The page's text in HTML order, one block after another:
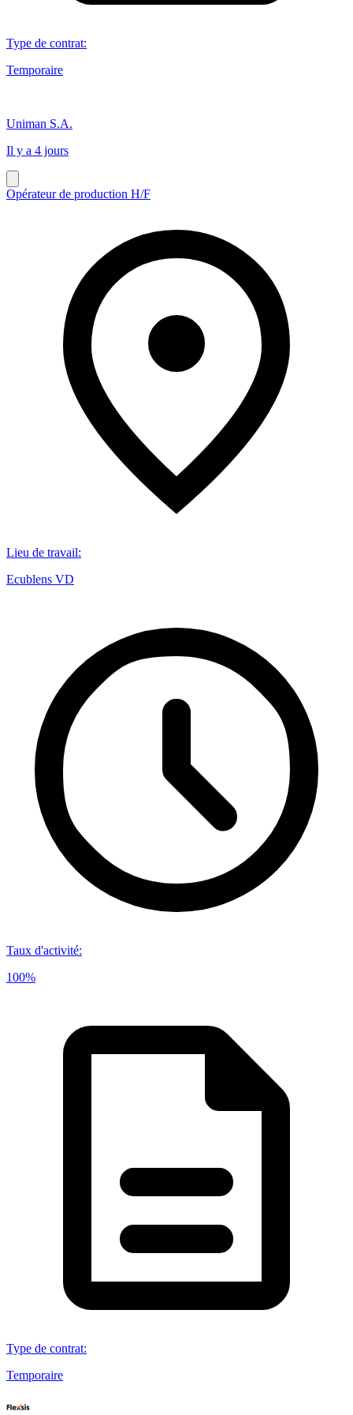
Type de contrat:
Temporaire
Uniman S.A.
Il y a 4 jours
Opérateur de production H/F
Lieu de travail:
Ecublens VD
Taux d'activité:
100%
Type de contrat:
Temporaire